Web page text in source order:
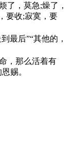
了，莫急;燥了，
要收;寂寞，要
最后”“其他的，
，那么活着有
赐。